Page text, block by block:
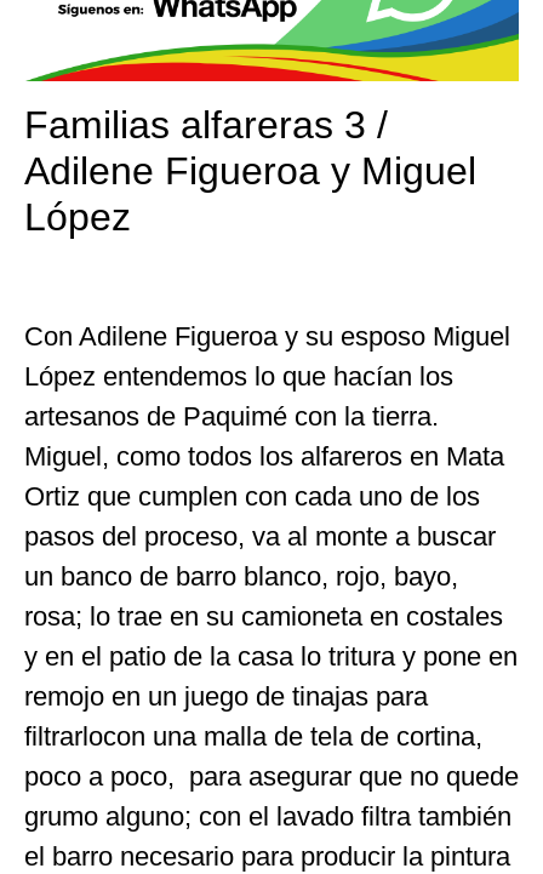
Familias alfareras 3 /
Adilene Figueroa y Miguel
López
Con Adilene Figueroa y su esposo Miguel
López entendemos lo que hacían los
artesanos de Paquimé con la tierra.
Miguel, como todos los alfareros en Mata
Ortiz que cumplen con cada uno de los
pasos del proceso, va al monte a buscar
un banco de barro blanco, rojo, bayo,
rosa; lo trae en su camioneta en costales
y en el patio de la casa lo tritura y pone en
remojo en un juego de tinajas para
filtrarlocon una malla de tela de cortina,
poco a poco, para asegurar que no quede
grumo alguno; con el lavado filtra también
el barro necesario para producir la pintura